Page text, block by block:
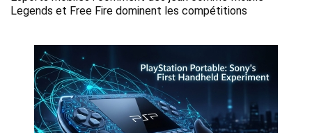
Legends et Free Fire dominent les compétitions